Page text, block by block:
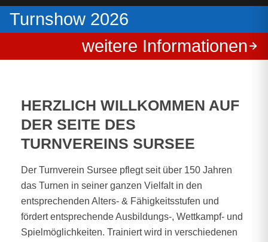
Turnshow 2026
weitere Informationen
HERZLICH WILLKOMMEN AUF
DER SEITE DES
TURNVEREINS SURSEE
Der Turnverein Sursee pflegt seit über 150 Jahren
das Turnen in seiner ganzen Vielfalt in den
entsprechenden Alters- & Fähigkeitsstufen und
fördert entsprechende Ausbildungs-, Wettkampf- und
Spielmöglichkeiten. Trainiert wird in verschiedenen